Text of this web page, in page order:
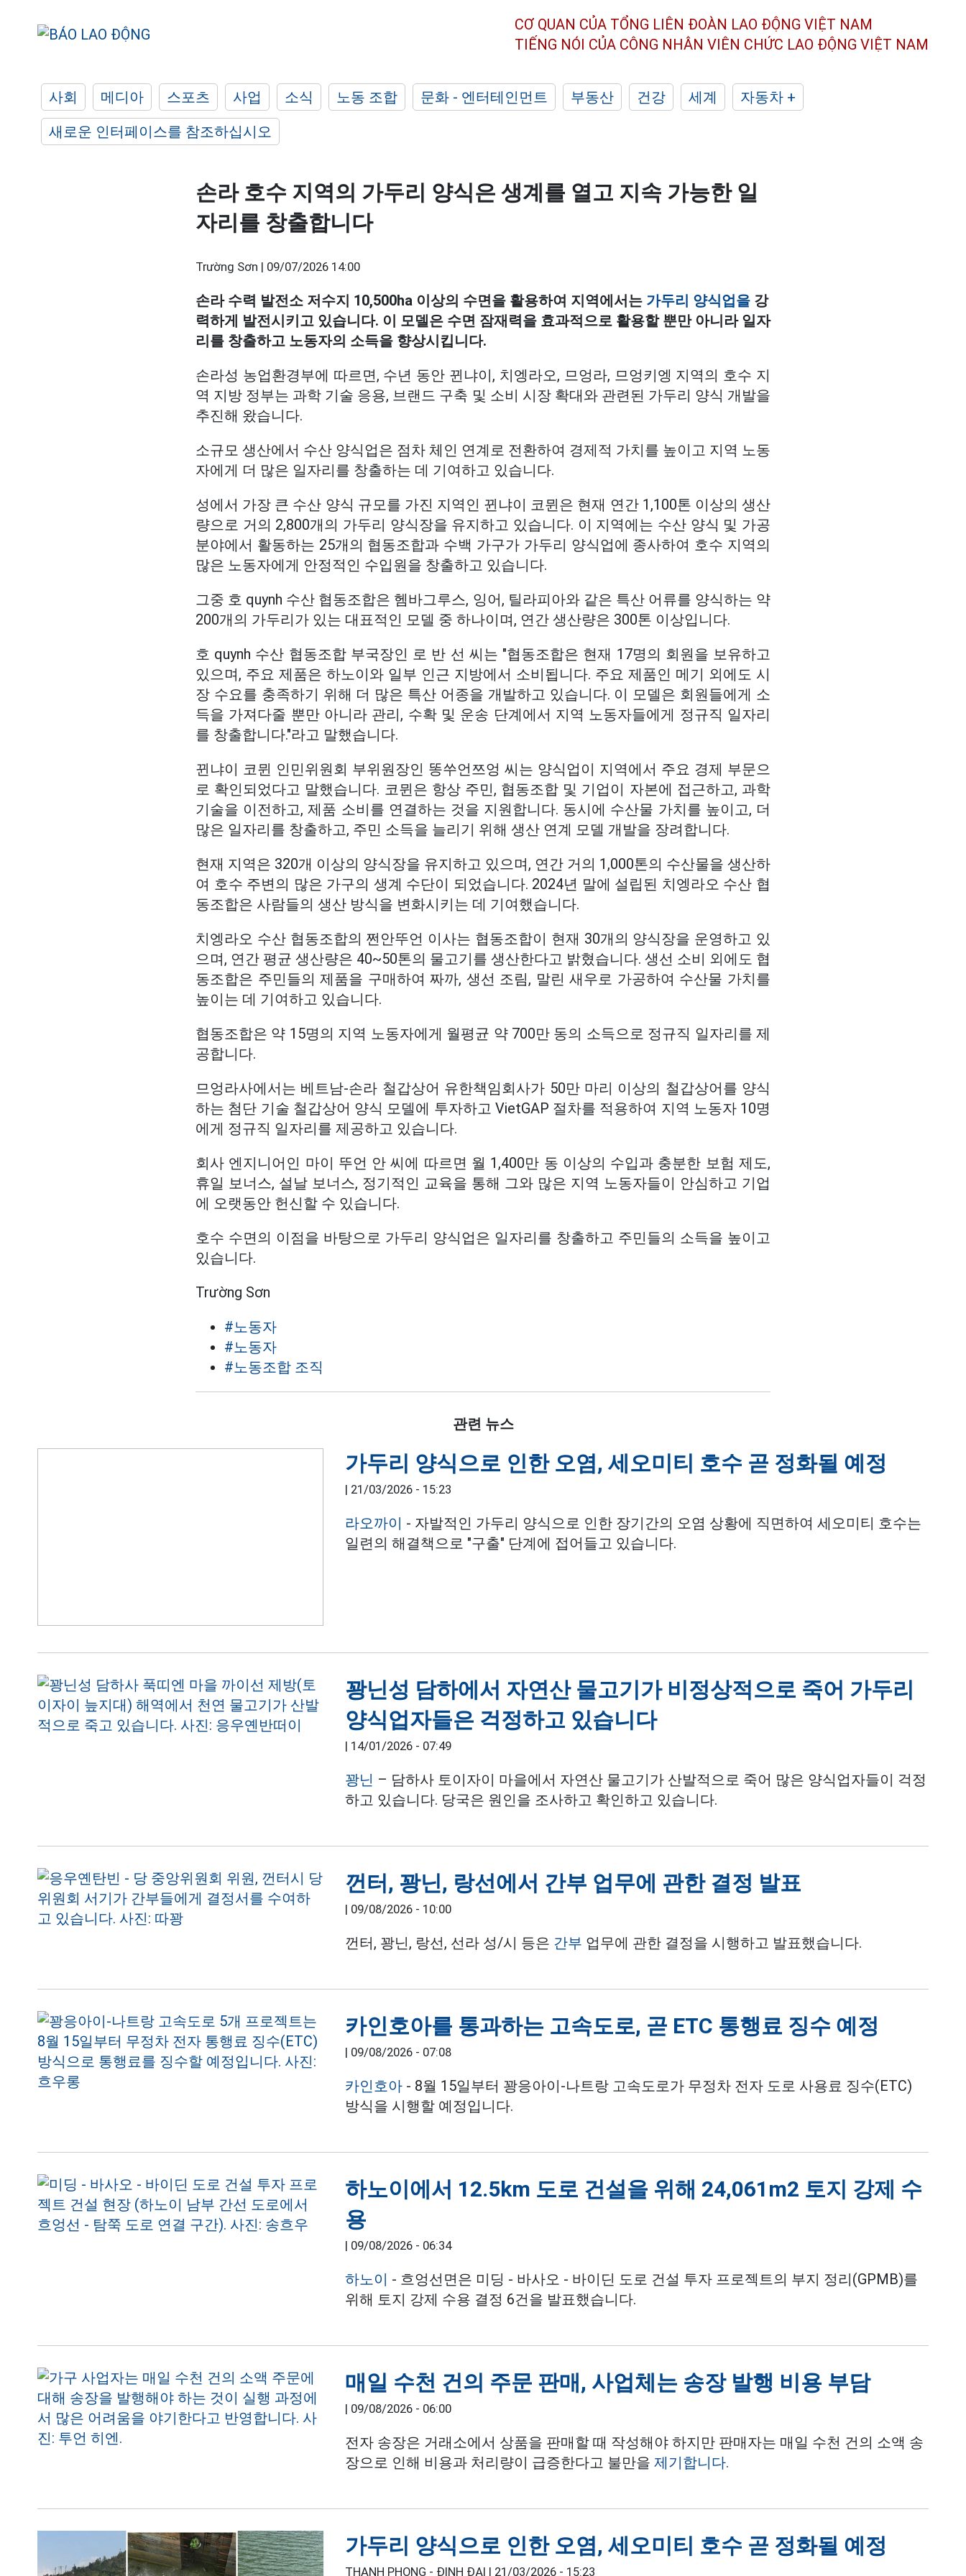
CƠ QUAN CỦA TỔNG LIÊN ĐOÀN LAO ĐỘNG VIỆT NAM
TIẾNG NÓI CỦA CÔNG NHÂN VIÊN CHỨC LAO ĐỘNG VIỆT NAM
사회 메디아 스포츠 사업 소식 노동 조합 문화 - 엔터테인먼트 부동산 건강 세계
자동차 +
새로운 인터페이스를 참조하십시오
손라 호수 지역의 가두리 양식은 생계를 열고 지속 가능한 일
자리를 창출합니다
Trường Sơn | 09/07/2026 14:00
손라 수력 발전소 저수지 10,500ha 이상의 수면을 활용하여 지역에서는 가두리 양식업을 강
력하게 발전시키고 있습니다. 이 모델은 수면 잠재력을 효과적으로 활용할 뿐만 아니라 일자
리를 창출하고 노동자의 소득을 향상시킵니다.
손라성 농업환경부에 따르면, 수년 동안 뀐냐이, 치엥라오, 므엉라, 므엉키엥 지역의 호수 지
역 지방 정부는 과학 기술 응용, 브랜드 구축 및 소비 시장 확대와 관련된 가두리 양식 개발을
추진해 왔습니다.
소규모 생산에서 수산 양식업은 점차 체인 연계로 전환하여 경제적 가치를 높이고 지역 노동
자에게 더 많은 일자리를 창출하는 데 기여하고 있습니다.
성에서 가장 큰 수산 양식 규모를 가진 지역인 뀐냐이 코뮌은 현재 연간 1,100톤 이상의 생산
량으로 거의 2,800개의 가두리 양식장을 유지하고 있습니다. 이 지역에는 수산 양식 및 가공
분야에서 활동하는 25개의 협동조합과 수백 가구가 가두리 양식업에 종사하여 호수 지역의
많은 노동자에게 안정적인 수입원을 창출하고 있습니다.
그중 호 quynh 수산 협동조합은 헴바그루스, 잉어, 틸라피아와 같은 특산 어류를 양식하는 약
200개의 가두리가 있는 대표적인 모델 중 하나이며, 연간 생산량은 300톤 이상입니다.
호 quynh 수산 협동조합 부국장인 로 반 선 씨는 "협동조합은 현재 17명의 회원을 보유하고
있으며, 주요 제품은 하노이와 일부 인근 지방에서 소비됩니다. 주요 제품인 메기 외에도 시
장 수요를 충족하기 위해 더 많은 특산 어종을 개발하고 있습니다. 이 모델은 회원들에게 소
득을 가져다줄 뿐만 아니라 관리, 수확 및 운송 단계에서 지역 노동자들에게 정규직 일자리
를 창출합니다."라고 말했습니다.
뀐냐이 코뮌 인민위원회 부위원장인 똥쑤언쯔엉 씨는 양식업이 지역에서 주요 경제 부문으
로 확인되었다고 말했습니다. 코뮌은 항상 주민, 협동조합 및 기업이 자본에 접근하고, 과학
기술을 이전하고, 제품 소비를 연결하는 것을 지원합니다. 동시에 수산물 가치를 높이고, 더
많은 일자리를 창출하고, 주민 소득을 늘리기 위해 생산 연계 모델 개발을 장려합니다.
현재 지역은 320개 이상의 양식장을 유지하고 있으며, 연간 거의 1,000톤의 수산물을 생산하
여 호수 주변의 많은 가구의 생계 수단이 되었습니다. 2024년 말에 설립된 치엥라오 수산 협
동조합은 사람들의 생산 방식을 변화시키는 데 기여했습니다.
치엥라오 수산 협동조합의 쩐안뚜언 이사는 협동조합이 현재 30개의 양식장을 운영하고 있
으며, 연간 평균 생산량은 40~50톤의 물고기를 생산한다고 밝혔습니다. 생선 소비 외에도 협
동조합은 주민들의 제품을 구매하여 짜까, 생선 조림, 말린 새우로 가공하여 수산물 가치를
높이는 데 기여하고 있습니다.
협동조합은 약 15명의 지역 노동자에게 월평균 약 700만 동의 소득으로 정규직 일자리를 제
공합니다.
므엉라사에서는 베트남-손라 철갑상어 유한책임회사가 50만 마리 이상의 철갑상어를 양식
하는 첨단 기술 철갑상어 양식 모델에 투자하고 VietGAP 절차를 적용하여 지역 노동자 10명
에게 정규직 일자리를 제공하고 있습니다.
회사 엔지니어인 마이 뚜언 안 씨에 따르면 월 1,400만 동 이상의 수입과 충분한 보험 제도,
휴일 보너스, 설날 보너스, 정기적인 교육을 통해 그와 많은 지역 노동자들이 안심하고 기업
에 오랫동안 헌신할 수 있습니다.
호수 수면의 이점을 바탕으로 가두리 양식업은 일자리를 창출하고 주민들의 소득을 높이고
있습니다.
Trường Sơn
#노동자
#노동자
#노동조합 조직
관련 뉴스
가두리 양식으로 인한 오염, 세오미티 호수 곧 정화될 예정
| 21/03/2026 - 15:23
라오까이 - 자발적인 가두리 양식으로 인한 장기간의 오염 상황에 직면하여 세오미티 호수는
일련의 해결책으로 "구출" 단계에 접어들고 있습니다.
꽝닌성 담하에서 자연산 물고기가 비정상적으로 죽어 가두리
양식업자들은 걱정하고 있습니다
| 14/01/2026 - 07:49
꽝닌 – 담하사 토이자이 마을에서 자연산 물고기가 산발적으로 죽어 많은 양식업자들이 걱정
하고 있습니다. 당국은 원인을 조사하고 확인하고 있습니다.
껀터, 꽝닌, 랑선에서 간부 업무에 관한 결정 발표
| 09/08/2026 - 10:00
껀터, 꽝닌, 랑선, 선라 성/시 등은 간부 업무에 관한 결정을 시행하고 발표했습니다.
카인호아를 통과하는 고속도로, 곧 ETC 통행료 징수 예정
| 09/08/2026 - 07:08
카인호아 - 8월 15일부터 꽝응아이-나트랑 고속도로가 무정차 전자 도로 사용료 징수(ETC)
방식을 시행할 예정입니다.
하노이에서 12.5km 도로 건설을 위해 24,061m2 토지 강제 수
용
| 09/08/2026 - 06:34
하노이 - 흐엉선면은 미딩 - 바사오 - 바이딘 도로 건설 투자 프로젝트의 부지 정리(GPMB)를
위해 토지 강제 수용 결정 6건을 발표했습니다.
매일 수천 건의 주문 판매, 사업체는 송장 발행 비용 부담
| 09/08/2026 - 06:00
전자 송장은 거래소에서 상품을 판매할 때 작성해야 하지만 판매자는 매일 수천 건의 소액 송
장으로 인해 비용과 처리량이 급증한다고 불만을제기합니다.
가두리 양식으로 인한 오염, 세오미티 호수 곧 정화될 예정
THANH PHONG - ĐINH ĐẠI | 21/03/2026 - 15:23